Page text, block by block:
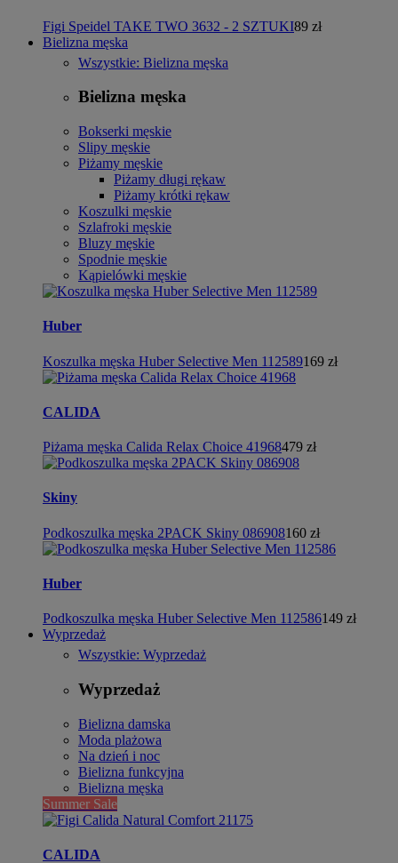
Figi Speidel TAKE TWO 3632 - 2 SZTUKI89 zł
Bielizna męska
Wszystkie: Bielizna męska
Bielizna męska
Bokserki męskie
Slipy męskie
Piżamy męskie
Piżamy długi rękaw
Piżamy krótki rękaw
Koszulki męskie
Szlafroki męskie
Bluzy męskie
Spodnie męskie
Kąpielówki męskie
Huber
Koszulka męska Huber Selective Men 112589169 zł
CALIDA
Piżama męska Calida Relax Choice 41968479 zł
Skiny
Podkoszulka męska 2PACK Skiny 086908160 zł
Huber
Podkoszulka męska Huber Selective Men 112586149 zł
Wyprzedaż
Wszystkie: Wyprzedaż
Wyprzedaż
Bielizna damska
Moda plażowa
Na dzień i noc
Bielizna funkcyjna
Bielizna męska
Summer Sale
CALIDA